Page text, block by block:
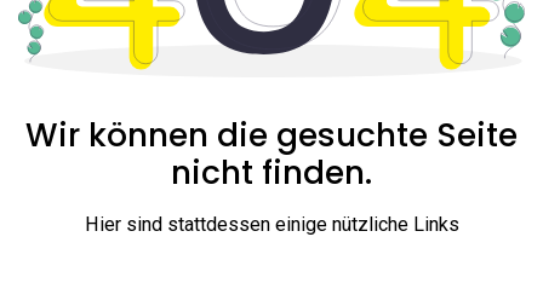
Wir können die gesuchte Seite
nicht finden.
Hier sind stattdessen einige nützliche Links